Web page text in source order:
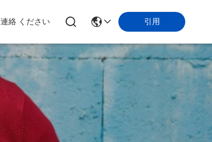
連絡 ください 引用